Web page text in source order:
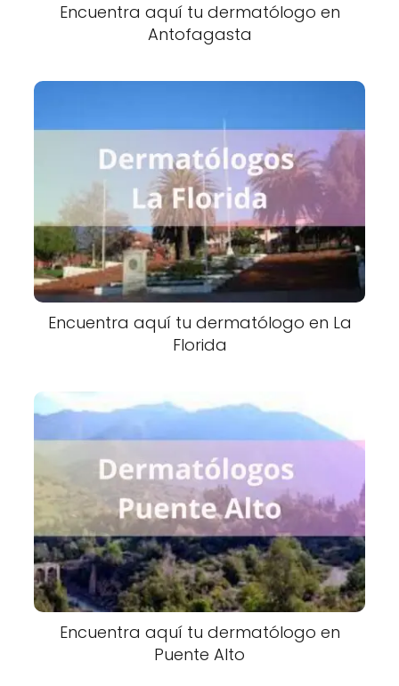
Encuentra aquí tu dermatólogo en
Antofagasta
Encuentra aquí tu dermatólogo en La
Florida
Encuentra aquí tu dermatólogo en
Puente Alto